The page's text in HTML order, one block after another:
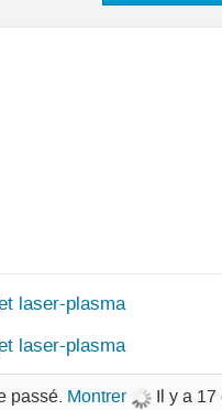
laser-plasma
laser-plasma
passé. Montrer Il y a